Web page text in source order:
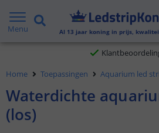
Menu Al 13 jaar koning in prijs,
Home
Toepassingen Aquarium led
Waterdichte
(los)